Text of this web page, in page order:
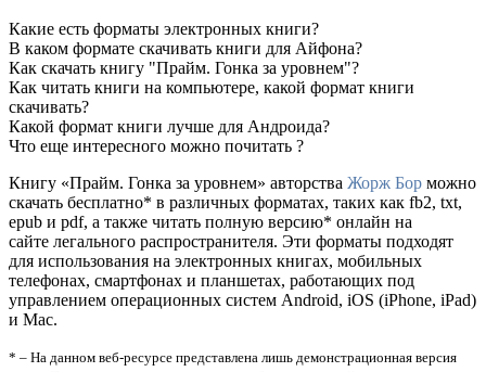
Какие есть форматы электронных книги?
В каком формате скачивать книги для Айфона?
Как скачать книгу "Прайм. Гонка за уровнем"?
Как читать книги на компьютере, какой формат книги
скачивать?
Какой формат книги лучше для Андроида?
Что еще интересного можно почитать ?
Книгу «Прайм. Гонка за уровнем» авторства Жорж Бор можно
скачать бесплатно* в различных форматах, таких как fb2, txt,
epub и pdf, а также читать полную версию* онлайн на
сайте легального распространителя. Эти форматы подходят
для использования на электронных книгах, мобильных
телефонах, смартфонах и планшетах, работающих под
управлением операционных систем Android, iOS (iPhone, iPad)
и Mac.
* – На данном веб-ресурсе представлена лишь демонстрационная версия